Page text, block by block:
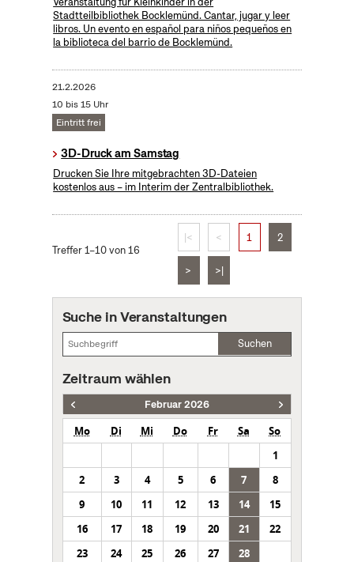
Stadtteilbibliothek Bocklemünd. Cantar, jugar y leer
libros. Un evento en español para niños pequeños en
la biblioteca del barrio de Bocklemünd.
21.2.2026
10 bis 15 Uhr
Eintritt frei
3D-Druck am Samstag
Drucken Sie Ihre mitgebrachten 3D-Dateien
kostenlos aus – im Interim der Zentralbibliothek.
Treffer 1–10 von 16
|< < 1 2
> >|
Suche in Veranstaltungen
Suchen
Zeitraum wählen
Februar 2026
Mo Di Mi Do Fr Sa
So
1
2
3 4 5 6 7
8
9
10 11 12 13 14
15
16
17 18 19 20 21
22
23
24 25 26 27 28